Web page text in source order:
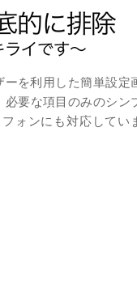
ーを利用した簡単設定
必要な項目のみのシン
ォンにも対応してい